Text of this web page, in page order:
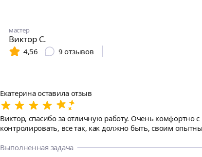
мастер
Виктор С.
4,56
9 отзывов
Екатерина оставила отзыв
Виктор, спасибо за отличную работу. Очень комфортно
контролировать, все так, как должно быть, своим
Выполненная задача